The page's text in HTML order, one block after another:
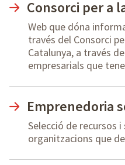
Consorci per a
Web que dóna
través del Consorci
Catalunya, a través
empresarials que
Emprenedoria
Selecció de recursos
organitzacions que